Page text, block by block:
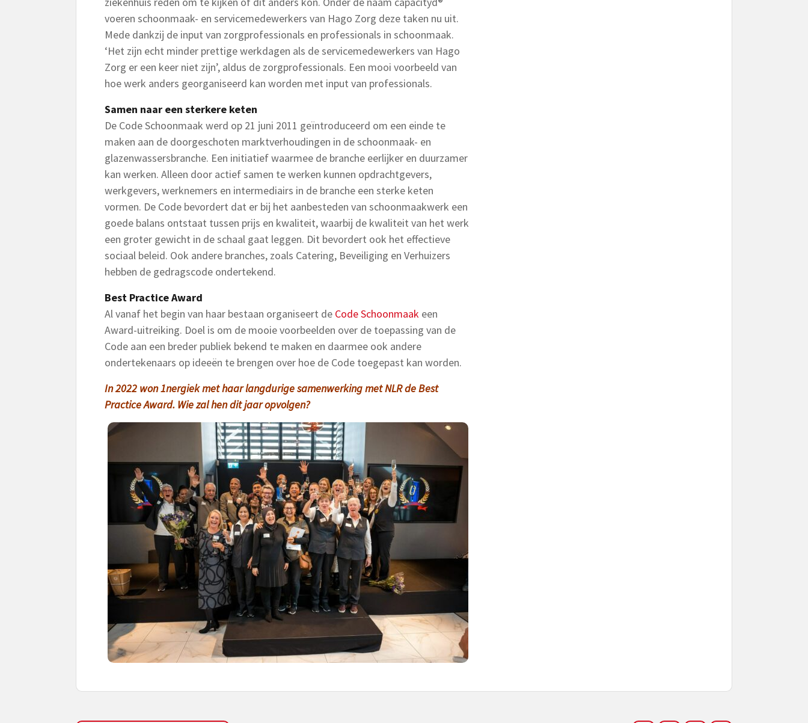
voeren schoonmaak- en servicemedewerkers van Hago Zorg deze taken nu uit.
Mede dankzij de input van zorgprofessionals en professionals in schoonmaak.
‘Het zijn echt minder prettige werkdagen als de servicemedewerkers van Hago
Zorg er een keer niet zijn’, aldus de zorgprofessionals. Een mooi voorbeeld van
hoe werk anders georganiseerd kan worden met input van professionals.
Samen naar een sterkere keten
De Code Schoonmaak werd op 21 juni 2011 geïntroduceerd om een einde te
maken aan de doorgeschoten marktverhoudingen in de schoonmaak- en
glazenwassersbranche. Een initiatief waarmee de branche eerlijker en duurzamer
kan werken. Alleen door actief samen te werken kunnen opdrachtgevers,
werkgevers, werknemers en intermediairs in de branche een sterke keten
vormen. De Code bevordert dat er bij het aanbesteden van schoonmaakwerk een
goede balans ontstaat tussen prijs en kwaliteit, waarbij de kwaliteit van het werk
een groter gewicht in de schaal gaat leggen. Dit bevordert ook het effectieve
sociaal beleid. Ook andere branches, zoals Catering, Beveiliging en Verhuizers
hebben de gedragscode ondertekend.
Best Practice Award
Al vanaf het begin van haar bestaan organiseert de Code Schoonmaak een
Award-uitreiking. Doel is om de mooie voorbeelden over de toepassing van de
Code aan een breder publiek bekend te maken en daarmee ook andere
ondertekenaars op ideeën te brengen over hoe de Code toegepast kan worden.
In 2022 won 1nergiek met haar langdurige samenwerking met NLR de Best
Practice Award. Wie zal hen dit jaar opvolgen?